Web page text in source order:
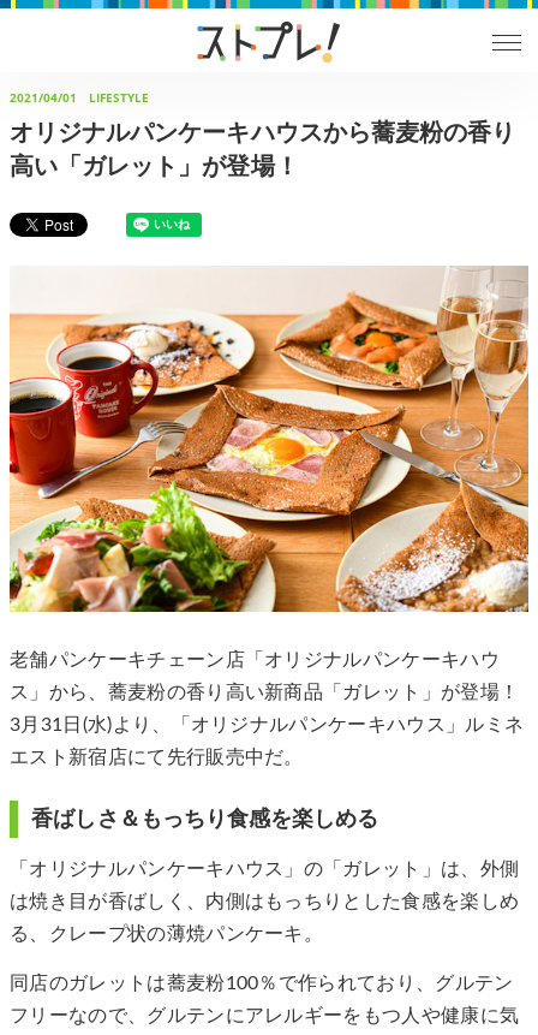
2021/04/01 LIFESTYLE
オリジナルパンケーキハウスから蕎麦粉の香り
高い「ガレット」が登場！
老舗パンケーキチェーン店「オリジナルパンケーキハウ
ス」から、蕎麦粉の香り高い新商品「ガレット」が登場！
3月31日(水)より、「オリジナルパンケーキハウス」ルミネ
エスト新宿店にて先行販売中だ。
香ばしさ＆もっちり食感を楽しめる
「オリジナルパンケーキハウス」の「ガレット」は、外側
は焼き目が香ばしく、内側はもっちりとした食感を楽しめ
る、クレープ状の薄焼パンケーキ。
同店のガレットは蕎麦粉100％で作られており、グルテン
フリーなので、グルテンにアレルギーをもつ人や健康に気